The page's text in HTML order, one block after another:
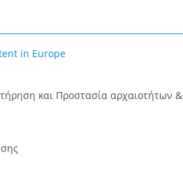
in Europe
και Προστασία αρχαιοτήτων &